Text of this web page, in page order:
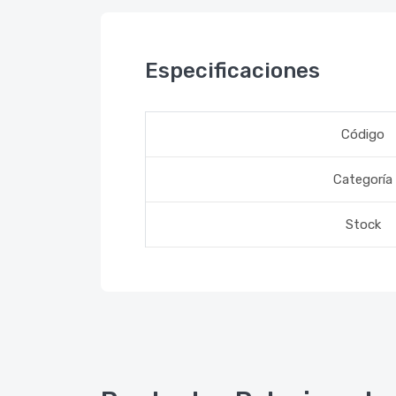
Especificaciones
Código
Categoría
Stock